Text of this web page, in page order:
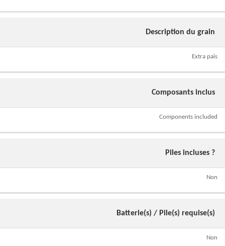
Description du grain
Extra pais
Composants inclus
Components included
Piles incluses ?
Non
Batterie(s) / Pile(s) requise(s)
Non